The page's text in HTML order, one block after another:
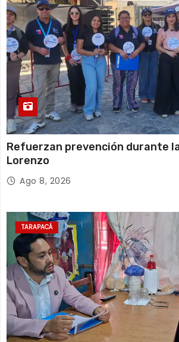
Refuerzan prevención durante
Lorenzo
Ago 8, 2026
TARAPACÁ